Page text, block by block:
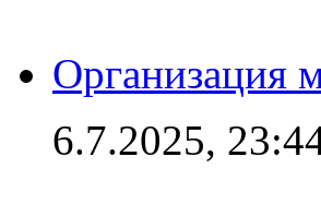
Организация
6.7.2025,